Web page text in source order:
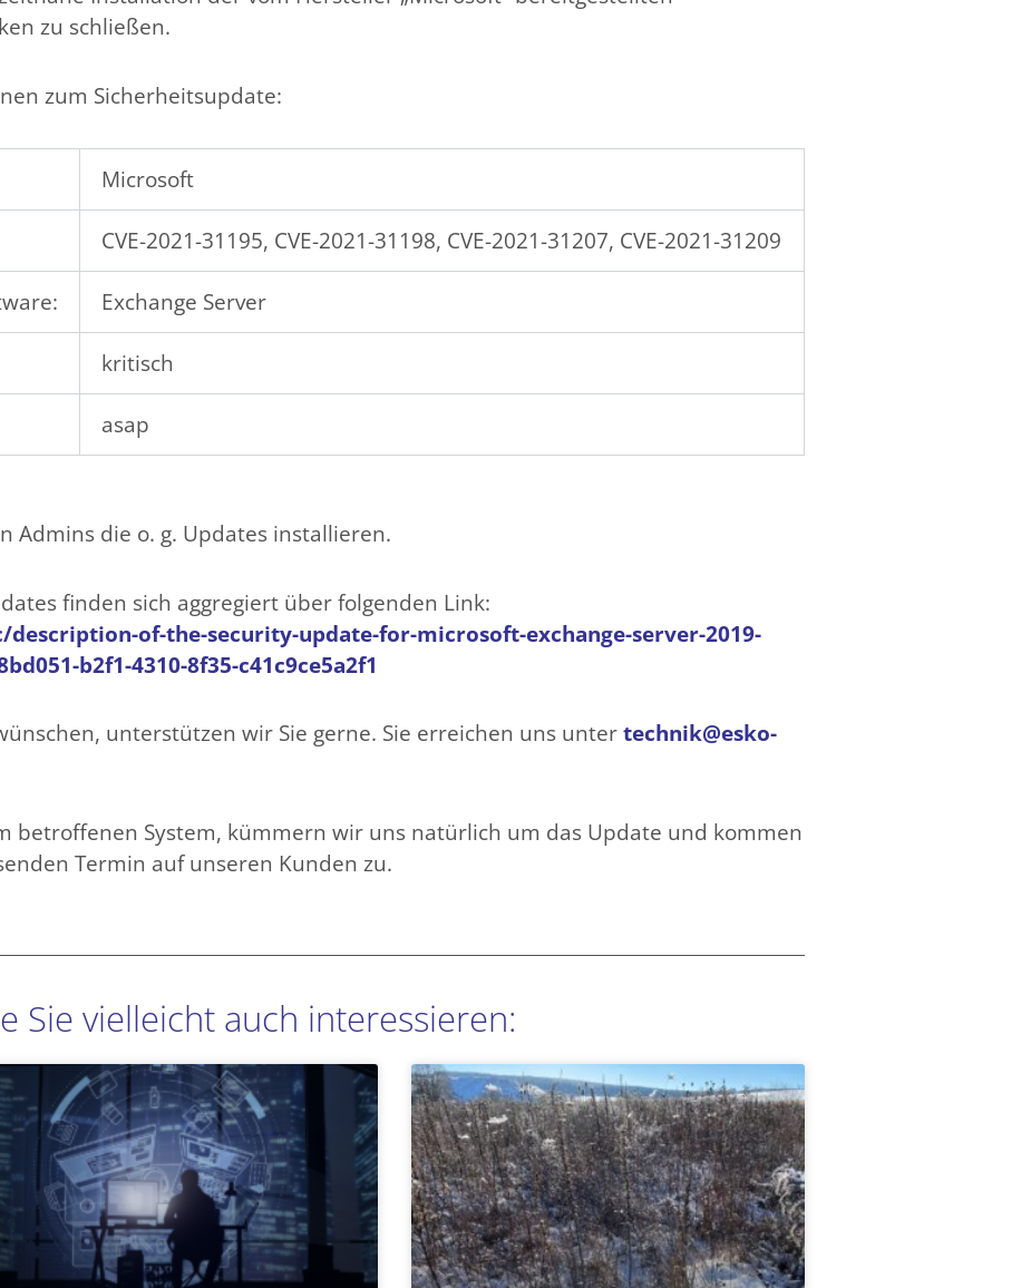
zu schließen.
zum Sicherheitsupdate:
Microsoft
CVE-2021-31195, CVE-2021-31198, CVE-2021-31207, CVE-2021-31209
Exchange Server
kritisch
asap
Admins die o. g. Updates installieren.
finden sich aggregiert über folgenden Link:
of-the-security-update-for-microsoft-exchange-server-2019-
b2f1-4310-8f35-c41c9ce5a2f1
unterstützen wir Sie gerne. Sie erreichen uns untertechnik@esko-
betroffenen System, kümmern wir uns natürlich um das Update und kommen
Termin auf unseren Kunden zu.
Sie vielleicht auch interessieren:
SeiteSeiteSeite Seite